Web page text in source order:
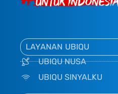
LAYANAN UBIQU
UBIQU NUSA
UBIQU SINYALKU